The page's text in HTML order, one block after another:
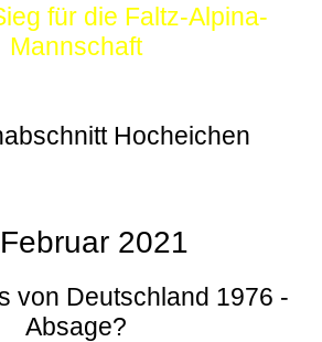
für die Faltz-Alpina-
Mannschaft
Hocheichen
2021
von Deutschland 1976 -
Absage?